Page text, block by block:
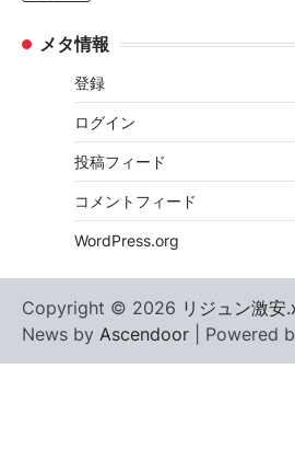
メタ情報
登録
ログイン
投稿フィード
コメントフィード
WordPress.org
Copyright © 2026 リジュン激安
News by Ascendoor | Powered